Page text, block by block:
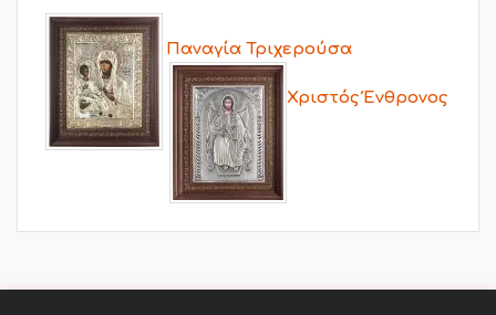
Παναγία Τριχερούσα
Χριστός Ένθρονος